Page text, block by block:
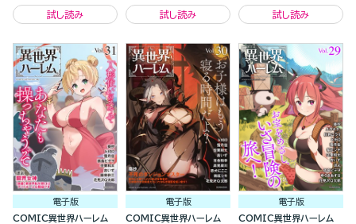
試し読み 試し読み 試し読み
電子版
COMIC異世界ハーレム
電子版
COMIC異世界ハーレム
電子版
COMIC異世界ハーレム